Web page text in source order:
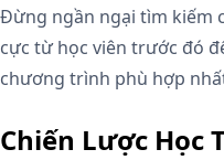
Đừng ngần ngại tìm kiếm
cực từ học viên trước đó
chương trình phù hợp
Chiến Lược Học